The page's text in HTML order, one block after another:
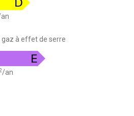
gaz à effet de serre
/an